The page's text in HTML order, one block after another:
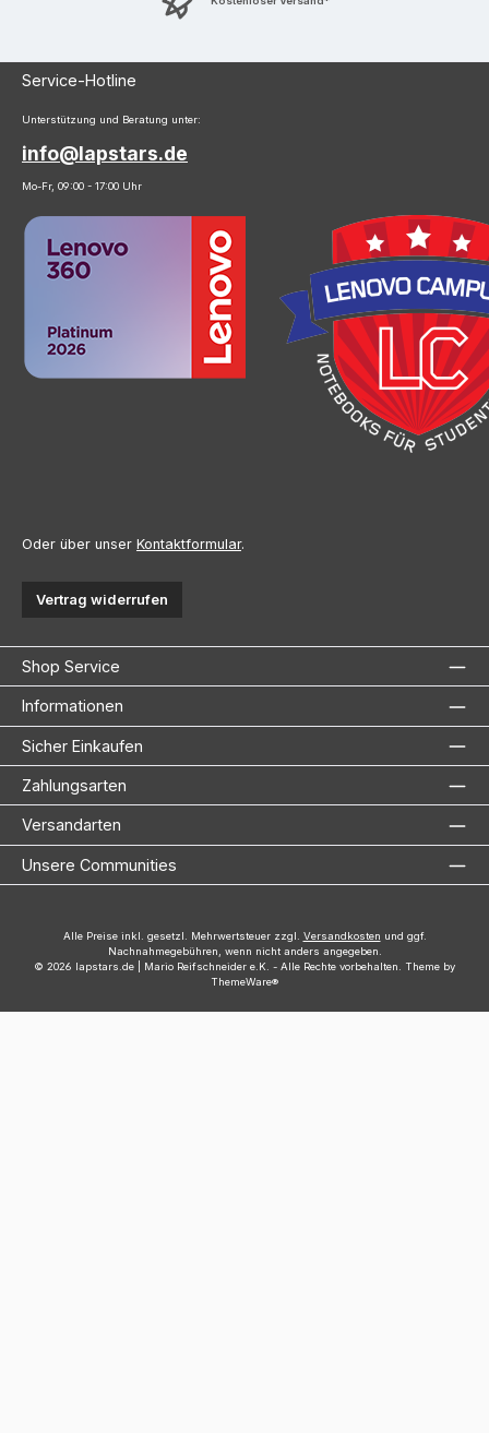
Service-Hotline
Unterstützung und Beratung unter:
info@lapstars.de
Mo-Fr, 09:00 - 17:00 Uhr
Oder über unser Kontaktformular.
Vertrag widerrufen
Shop Service
Informationen
Sicher Einkaufen
Zahlungsarten
Versandarten
Unsere Communities
Alle Preise inkl. gesetzl. Mehrwertsteuer zzgl. Versandkosten und ggf.
Nachnahmegebühren, wenn nicht anders angegeben.
© 2026 lapstars.de | Mario Reifschneider e.K. - Alle Rechte vorbehalten. Theme by
ThemeWare®